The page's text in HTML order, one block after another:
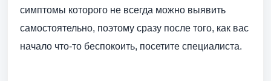
симптомы которого не всегда можно выявить
самостоятельно, поэтому сразу после того, как вас
начало что-то беспокоить, посетите специалиста.